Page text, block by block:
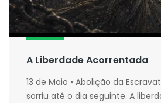
A Liberdade Acorrentada
13 de Maio • Abolição da
sorriu até o dia seguinte. A